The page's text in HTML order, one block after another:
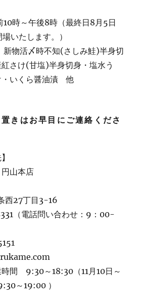
10時～午後8時（最終日8月5日
いたします。）
新物活〆時不知(さしみ鮭)半身切
さけ(甘塩)半身切身・塩水う
・いくら醤油漬 他
きはお早目にご連絡くださ
山本店
西27丁目3-16
（電話問い合わせ：9：00-
時間 9:30～18:30（11月10日～
～19:00 ）